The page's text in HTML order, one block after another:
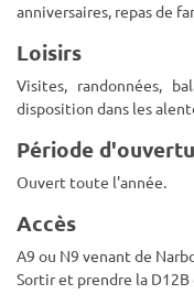
anniversaires, repas de
Loisirs
Visites, randonnées,
disposition dans les
Période
Ouvert toute l'année.
Accès
A9 ou N9 venant de
Sortir et prendre la